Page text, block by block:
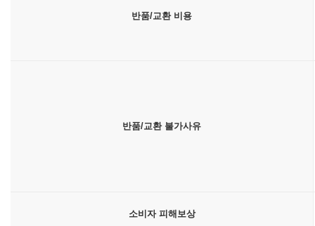
반품/교환 비용
반품/교환 불가사유
소비자 피해보상